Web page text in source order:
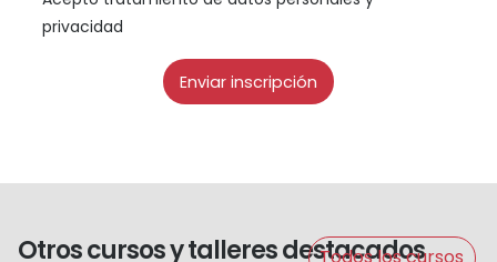
privacidad
Otros cursos y talleres destacados